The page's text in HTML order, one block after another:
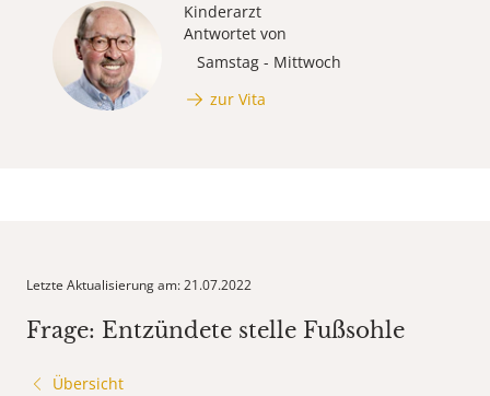
Kinderarzt
Antwortet von
Samstag - Mittwoch
zur Vita
Letzte Aktualisierung am: 21.07.2022
Frage: Entzündete stelle Fußsohle
Übersicht